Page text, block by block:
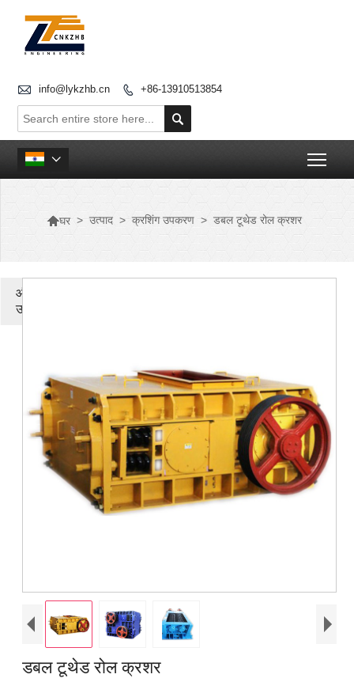
 info@lykzhb.cn  +86-13910513854


घर > उत्पाद > क्रशिंग उपकरण > डबल टूथेड रोल क्रशर
डबल टूथेड रोल क्रशर
और
उत्पाद